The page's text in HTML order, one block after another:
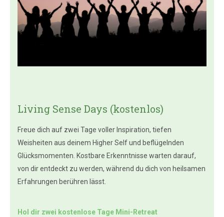
Living Sense Days (kostenlos)
Freue dich auf zwei Tage voller Inspiration, tiefen
Weisheiten aus deinem Higher Self und beflügelnden
Glücksmomenten. Kostbare Erkenntnisse warten darauf,
von dir entdeckt zu werden, während du dich von heilsamen
Erfahrungen berühren lässt.
Hol dir zwei kostenlose Tage Mini-Retreat